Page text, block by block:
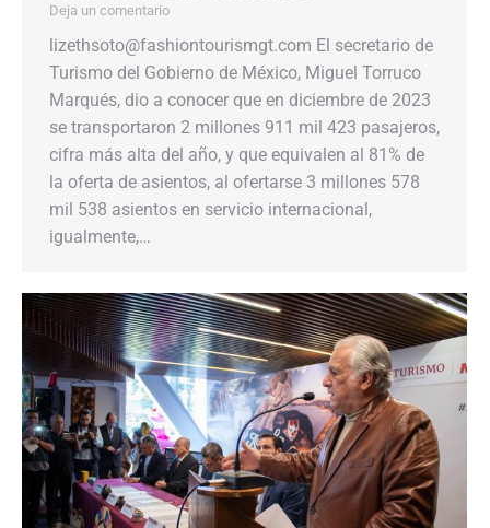
Deja un comentario
lizethsoto@fashiontourismgt.com El secretario de
Turismo del Gobierno de México, Miguel Torruco
Marqués, dio a conocer que en diciembre de 2023
se transportaron 2 millones 911 mil 423 pasajeros,
cifra más alta del año, y que equivalen al 81% de
la oferta de asientos, al ofertarse 3 millones 578
mil 538 asientos en servicio internacional,
igualmente,…